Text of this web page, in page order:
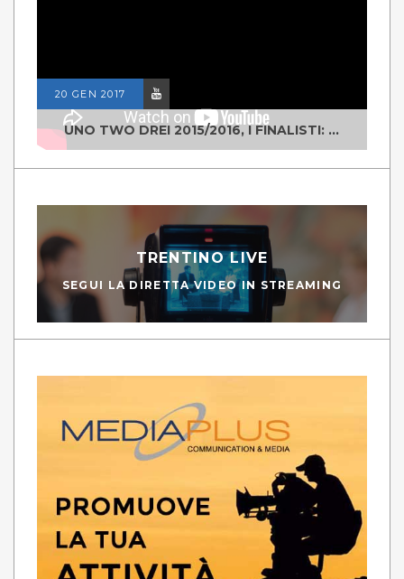
20 GEN 2017
UNO TWO DREI 2015/2016, I FINALISTI: CLASSE IV ALS ISTITUTO "DEGASPERI" BORGO VALSUGANA
TRENTINO LIVE
SEGUI LA DIRETTA VIDEO IN STREAMING